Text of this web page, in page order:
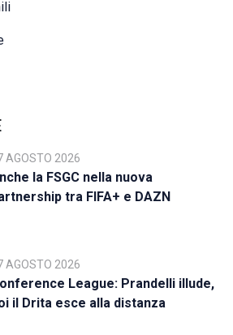
AGOSTO 2026
la FSGC nella nuova
tra FIFA+ e DAZN
AGOSTO 2026
League: Prandelli illude,
il Drita esce alla distanza